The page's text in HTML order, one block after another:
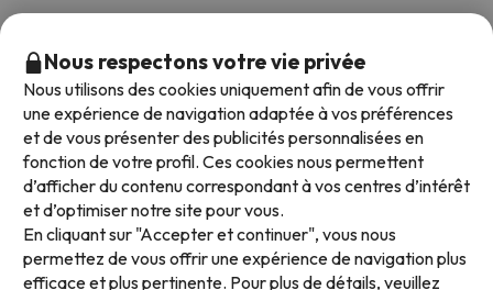
Modes de paiement disponibles
Nous respectons votre vie privée
Nous utilisons des cookies uniquement afin de vous offrir
une expérience de navigation adaptée à vos préférences
et de vous présenter des publicités personnalisées en
fonction de votre profil. Ces cookies nous permettent
d’afficher du contenu correspondant à vos centres d’intérêt
et d’optimiser notre site pour vous.
En cliquant sur "Accepter et continuer", vous nous
permettez de vous offrir une expérience de navigation plus
efficace et plus pertinente. Pour plus de détails, veuillez